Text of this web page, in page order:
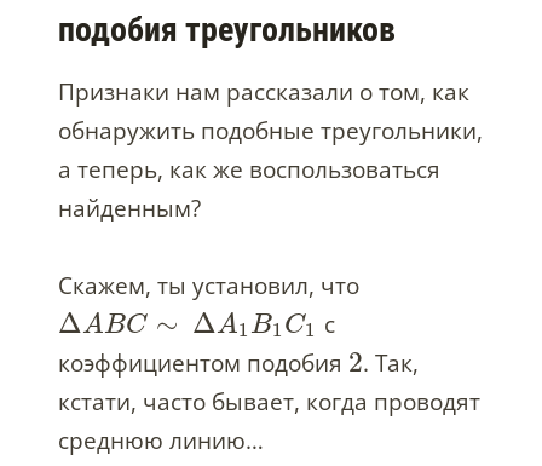
подобия треугольников
Признаки нам рассказали о том, как
обнаружить подобные треугольники,
а теперь, как же воспользоваться
найденным?
Скажем, ты установил, что
ΔABC ∼ ΔA1 B1 C1 с
коэффициентом подобия 2. Так,
кстати, часто бывает, когда проводят
среднюю линию…